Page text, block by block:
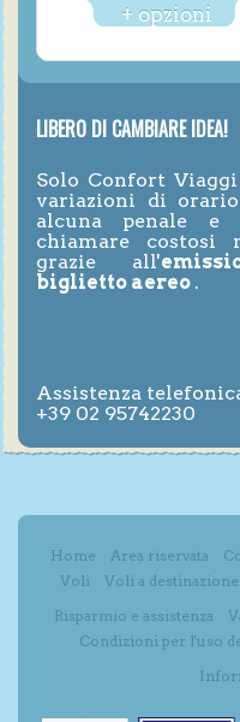
+ opzioni
LIBERO DI CAMBIARE IDEA!
Solo Confort
variazioni di
alcuna penale e
chiamare costosi
grazie all'
biglietto aereo .
Assistenza
+39 02 95742230
Home Area riservata
Voli
Voli a
Risparmio e assistenza
Condizioni per l'uso